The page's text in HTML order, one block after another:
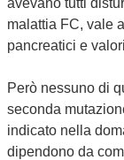
malattia FC, vale
pancreatici e
Però nessuno di
seconda
indicato nella
dipendono da